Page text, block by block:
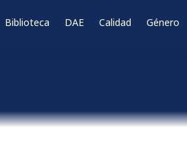
Biblioteca DAE Calidad Género